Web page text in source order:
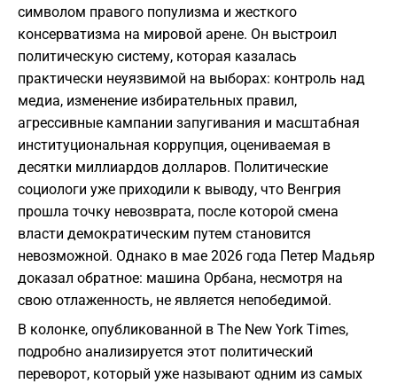
символом правого популизма и жесткого
консерватизма на мировой арене. Он выстроил
политическую систему, которая казалась
практически неуязвимой на выборах: контроль над
медиа, изменение избирательных правил,
агрессивные кампании запугивания и масштабная
институциональная коррупция, оцениваемая в
десятки миллиардов долларов. Политические
социологи уже приходили к выводу, что Венгрия
прошла точку невозврата, после которой смена
власти демократическим путем становится
невозможной. Однако в мае 2026 года Петер Мадьяр
доказал обратное: машина Орбана, несмотря на
свою отлаженность, не является непобедимой.
В колонке, опубликованной в The New York Times,
подробно анализируется этот политический
переворот, который уже называют одним из самых